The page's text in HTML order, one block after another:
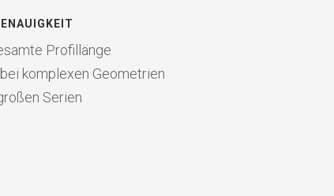
Profillänge
komplexen Geometrien
Serien